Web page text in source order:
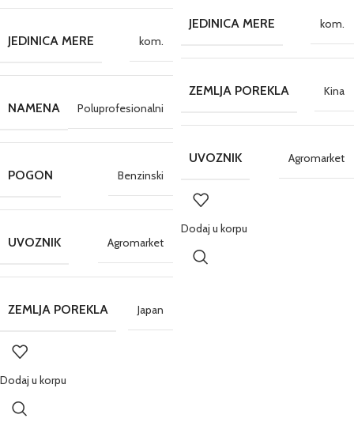
JEDINICA MERE kom.
NAMENA Poluprofesionalni
POGON Benzinski
UVOZNIK Agromarket
ZEMLJA POREKLA Japan
Dodaj u korpu
JEDINICA MERE kom.
ZEMLJA POREKLA Kina
UVOZNIK Agromarket
Dodaj u korpu